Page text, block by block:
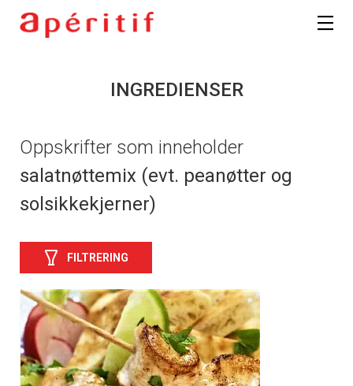
INGREDIENSER
Oppskrifter som inneholder
salatnøttemix (evt. peanøtter og
solsikkekjerner)
FILTRERING